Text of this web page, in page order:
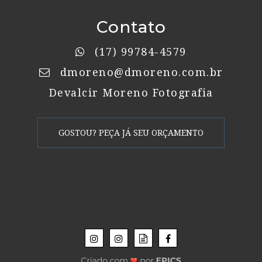
Contato
(17) 99784-4579
dmoreno@dmoreno.com.br
Devalcir Moreno Fotografia
GOSTOU? PEÇA JÁ SEU ORÇAMENTO